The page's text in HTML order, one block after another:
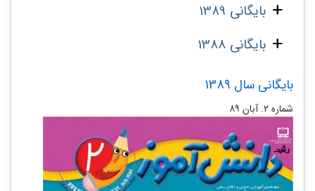
بایگانی 1389
بایگانی 1388
بایگانی سال 1389
شماره‌ ۲. آبان ۸۹